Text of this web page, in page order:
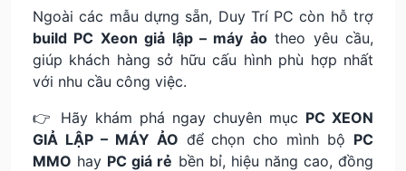
Ngoài các mẫu dựng sẵn, Duy Trí PC còn hỗ trợ
build PC Xeon giả lập – máy ảotheo yêu cầu,
giúp khách hàng sở hữu cấu hình phù hợp nhất
với nhu cầu công việc.
👉 Hãy khám phá ngay chuyên mục PC XEON
GIẢ LẬP – MÁY ẢO để chọn cho mình bộ PC
MMO hay PC giá rẻ bền bỉ, hiệu năng cao, đồng